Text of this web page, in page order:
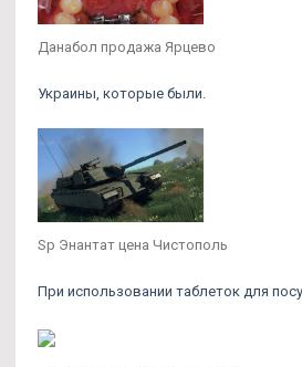
Данабол продажа Ярцево
Украины, которые были.
Sp Энантат цена Чистополь
При использовании таблеток для